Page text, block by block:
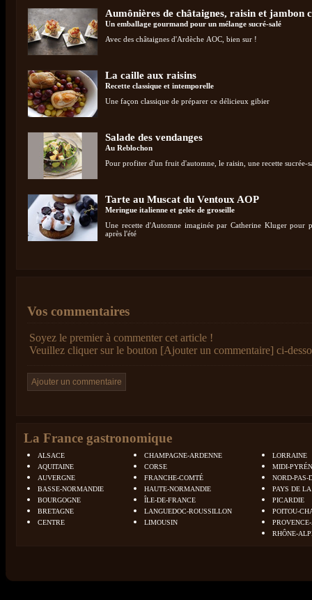
Aumônières de châtaignes, raisin et jambon
Un emballage gourmand pour un mélange sucré-salé
Avec des châtaignes d'Ardèche AOC, bien sur !
La caille aux raisins
Recette classique et intemporelle
Une façon classique de préparer ce délicieux gibier
Salade des vendanges
Au Reblochon
Pour profiter d'un fruit d'automne, le raisin, une recette sucrée-
Tarte au Muscat du Ventoux AOP
Meringue italienne et gelée de groseille
Une recette d'Automne imaginée par Catherine Kluger pour
après l'été
Vos commentaires
Soyez le premier à commenter cet article !
Veuillez cliquer sur le bouton [Ajouter un commentaire] ci-
La France gastronomique
ALSACE
AQUITAINE
AUVERGNE
BASSE-NORMANDIE
BOURGOGNE
BRETAGNE
CENTRE
CHAMPAGNE-ARDENNE
CORSE
FRANCHE-COMTÉ
HAUTE-NORMANDIE
ÎLE-DE-FRANCE
LANGUEDOC-ROUSSILLON
LIMOUSIN
LORRAINE
MIDI-
NORD-PAS-
PAYS DE
PICARDIE
POITOU-
RHÔNE-